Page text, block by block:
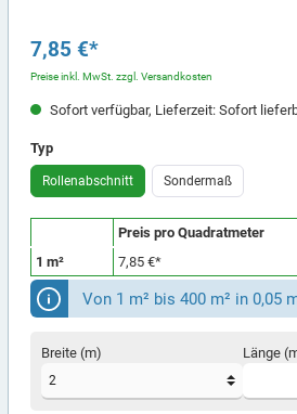
7,85 €*
Preise inkl. MwSt. zzgl. Versandkosten
Sofort verfügbar, Lieferzeit: Sofort
Typ
Rollenabschnitt Sondermaß
Preis pro Quadratmeter
1 m²
7,85 €*
Von 1 m² bis 400 m² in 0,05
Breite (m) Länge